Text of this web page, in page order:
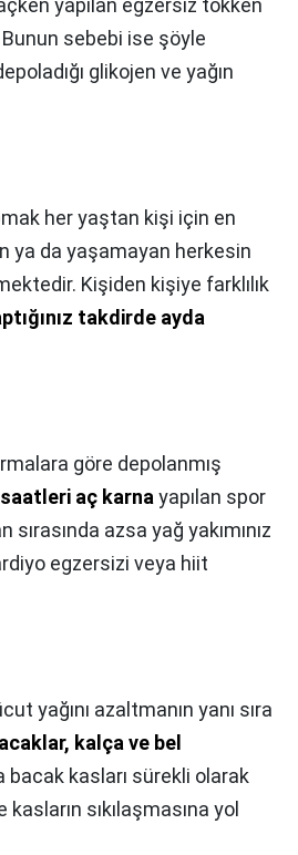
yapılan egzersiz tokken
sebebi ise şöyle
glikojen ve yağın
her yaştan kişi için en
ya da yaşamayan herkesin
Kişiden kişiye farklılık
takdirde ayda
göre depolanmış
aç karna yapılan spor
azsa yağ yakımınız
egzersizi veya hiit
yağını azaltmanın yanı sıra
kalça ve bel
bacak kasları sürekli olarak
sıkılaşmasına yol